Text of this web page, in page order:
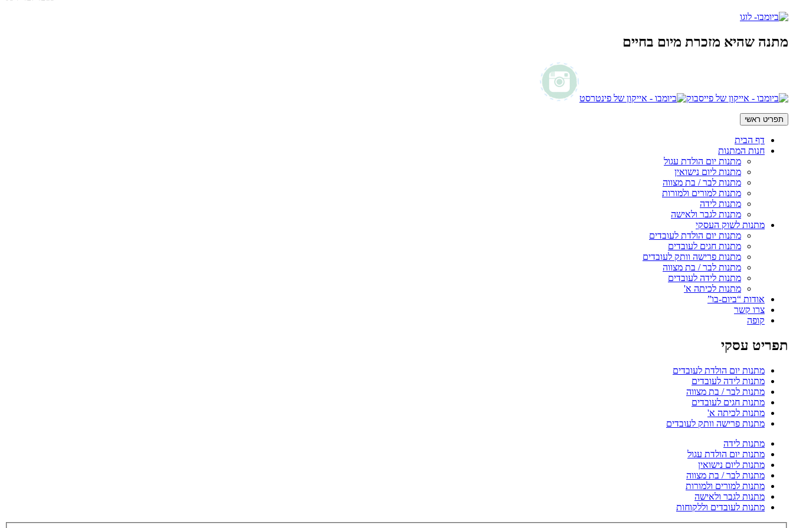
מתנה שהיא מזכרת מיום בחיים
תפריט ראשי
דף הבית
חנות המתנות
מתנות יום הולדת עגול
מתנות ליום נישואין
מתנות לבר / בת מצווה
מתנות למורים ולמורות
מתנות לידה
מתנות לגבר ולאישה
מתנות לשוק העסקי
מתנות יום הולדת לעובדים
מתנות חגים לעובדים
מתנות פרישה וותק לעובדים
מתנות לבר / בת מצווה
מתנות לידה לעובדים
מתנות לכיתה א'
אודות “ביום-בו”
צרו קשר
קופה
תפריט עסקי
מתנות יום הולדת לעובדים
מתנות לידה לעובדים
מתנות לבר / בת מצווה
מתנות חגים לעובדים
מתנות לכיתה א'
מתנות פרישה וותק לעובדים
מתנות לידה
מתנות יום הולדת עגול
מתנות ליום נישואין
מתנות לבר / בת מצווה
מתנות למורים ולמורות
מתנות לגבר ולאישה
מתנות לעובדים וללקוחות